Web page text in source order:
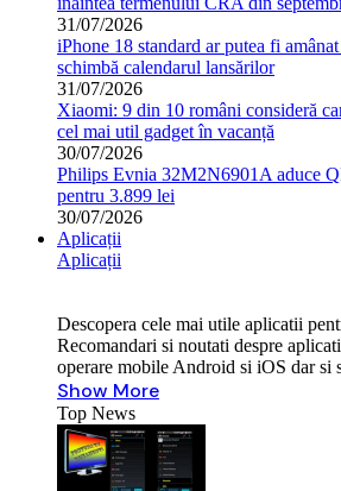
31/07/2026
iPhone 18 standard ar putea fi
schimbă calendarul lansărilor
31/07/2026
Xiaomi: 9 din 10 români consideră
cel mai util gadget în vacanță
30/07/2026
Philips Evnia 32M2N6901A aduce
pentru 3.899 lei
30/07/2026
Aplicații
Aplicații
Descopera cele mai utile aplicatii
Recomandari si noutati despre
operare mobile Android si iOS dar si
Show More
Top News